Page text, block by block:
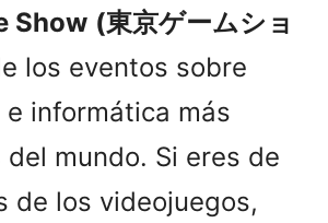
Show (東京ゲームショ
los eventos sobre
informática más
mundo. Si eres de
de los videojuegos,